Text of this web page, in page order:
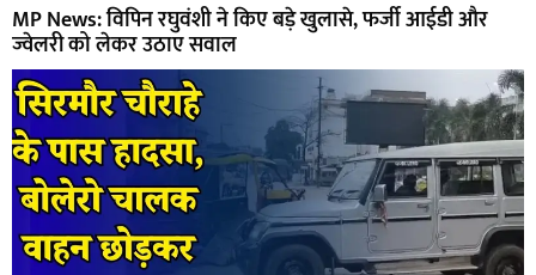
MP News: विपिन रघुवंशी ने किए बड़े खुलासे, फर्जी आईडी और
ज्वेलरी को लेकर उठाए सवाल